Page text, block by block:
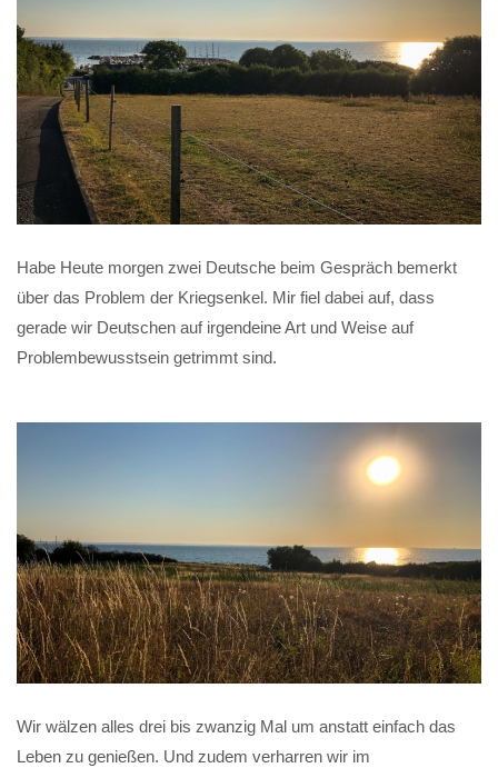
Habe Heute morgen zwei Deutsche beim Gespräch bemerkt
über das Problem der Kriegsenkel. Mir fiel dabei auf, dass
gerade wir Deutschen auf irgendeine Art und Weise auf
Problembewusstsein getrimmt sind.
Wir wälzen alles drei bis zwanzig Mal um anstatt einfach das
Leben zu genießen. Und zudem verharren wir im